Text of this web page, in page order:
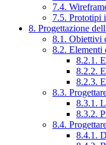
7.4.
7.5. Prototipi
8. Progettazione
8.1. Obiettivi
8.2. Elementi
8.2.1.
8.2.2.
8.2.3.
8.3.
8.3.1.
8.3.2.
8.4.
8.4.1.